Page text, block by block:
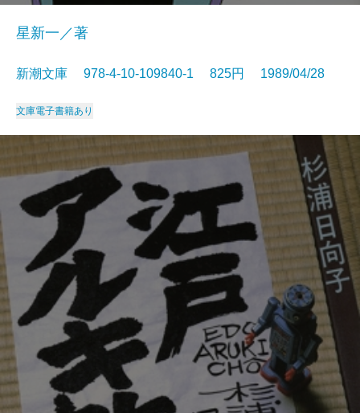
星新一／著
新潮文庫 978-4-10-109840-1 825円 1989/04/28
文庫電子書籍あり